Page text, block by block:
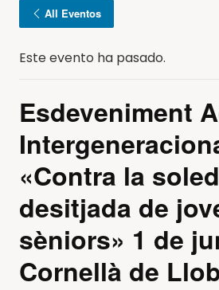
All Eventos
Este evento ha pasado.
Esdeveniment
«Contra la
desitjada de
sèniors» 1 de
Cornellà de